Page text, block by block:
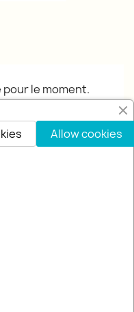
pour le moment.
Allow cookies